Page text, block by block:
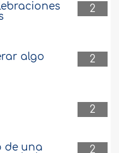
2
2
algo
2
2
de una